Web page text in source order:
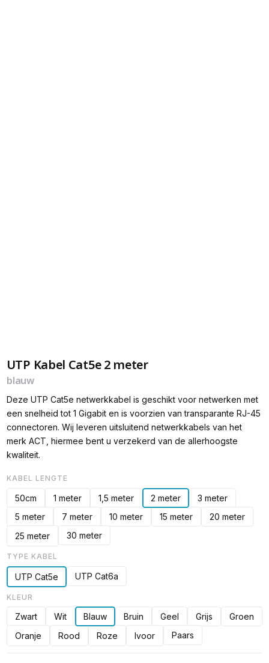
UTP Kabel Cat5e 2 meter
blauw
Deze UTP Cat5e netwerkkabel is geschikt voor netwerken met
een snelheid tot 1 Gigabit en is voorzien van transparante RJ-45
connectoren. Wij leveren uitsluitend netwerkkabels van het
merk ACT, hiermee bent u verzekerd van de allerhoogste
kwaliteit.
KABEL LENGTE
50cm 1 meter 1,5 meter 2 meter
3 meter
5 meter
7 meter 10 meter 15 meter
20 meter
25 meter
30 meter
TYPE KABEL
UTP Cat5e UTP Cat6a
KLEUR
Zwart Wit Blauw Bruin Geel Grijs
Groen
Oranje
Rood Roze Ivoor Paars